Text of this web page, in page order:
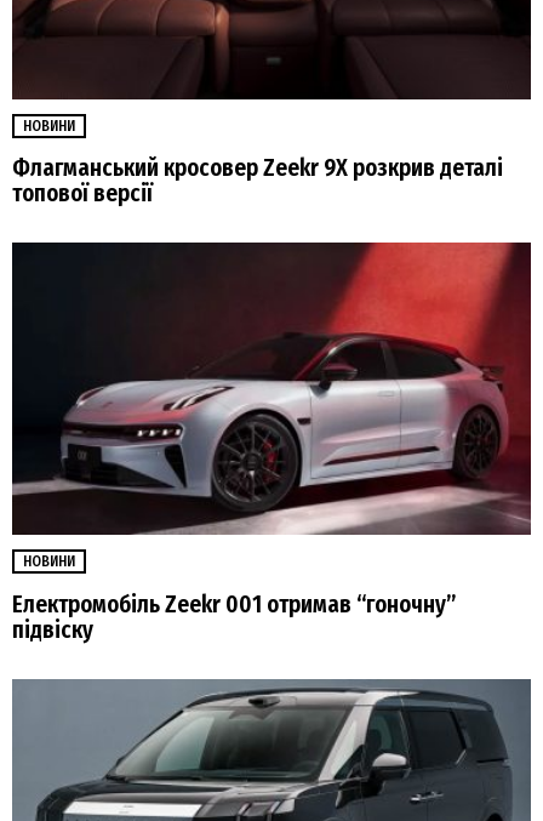
НОВИНИ
Флагманський кросовер Zeekr 9Х розкрив деталі
топової версії
НОВИНИ
Електромобіль Zeekr 001 отримав “гоночну”
підвіску